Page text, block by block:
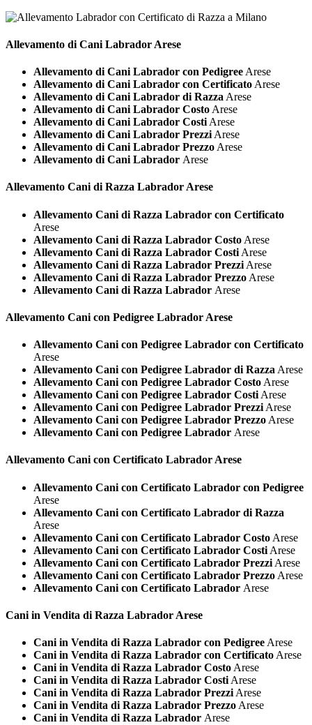
Allevamento di Cani Labrador Arese
Allevamento di Cani Labrador con Pedigree Arese
Allevamento di Cani Labrador con Certificato Arese
Allevamento di Cani Labrador di Razza Arese
Allevamento di Cani Labrador Costo Arese
Allevamento di Cani Labrador Costi Arese
Allevamento di Cani Labrador Prezzi Arese
Allevamento di Cani Labrador Prezzo Arese
Allevamento di Cani Labrador Arese
Allevamento Cani di Razza Labrador Arese
Allevamento Cani di Razza Labrador con Certificato
Arese
Allevamento Cani di Razza Labrador Costo Arese
Allevamento Cani di Razza Labrador Costi Arese
Allevamento Cani di Razza Labrador Prezzi Arese
Allevamento Cani di Razza Labrador Prezzo Arese
Allevamento Cani di Razza Labrador Arese
Allevamento Cani con Pedigree Labrador Arese
Allevamento Cani con Pedigree Labrador con Certificato
Arese
Allevamento Cani con Pedigree Labrador di Razza Arese
Allevamento Cani con Pedigree Labrador Costo Arese
Allevamento Cani con Pedigree Labrador Costi Arese
Allevamento Cani con Pedigree Labrador Prezzi Arese
Allevamento Cani con Pedigree Labrador Prezzo Arese
Allevamento Cani con Pedigree Labrador Arese
Allevamento Cani con Certificato Labrador Arese
Allevamento Cani con Certificato Labrador con Pedigree
Arese
Allevamento Cani con Certificato Labrador di Razza
Arese
Allevamento Cani con Certificato Labrador Costo Arese
Allevamento Cani con Certificato Labrador Costi Arese
Allevamento Cani con Certificato Labrador Prezzi Arese
Allevamento Cani con Certificato Labrador Prezzo Arese
Allevamento Cani con Certificato Labrador Arese
Cani in Vendita di Razza Labrador Arese
Cani in Vendita di Razza Labrador con Pedigree Arese
Cani in Vendita di Razza Labrador con Certificato Arese
Cani in Vendita di Razza Labrador Costo Arese
Cani in Vendita di Razza Labrador Costi Arese
Cani in Vendita di Razza Labrador Prezzi Arese
Cani in Vendita di Razza Labrador Prezzo Arese
Cani in Vendita di Razza Labrador Arese